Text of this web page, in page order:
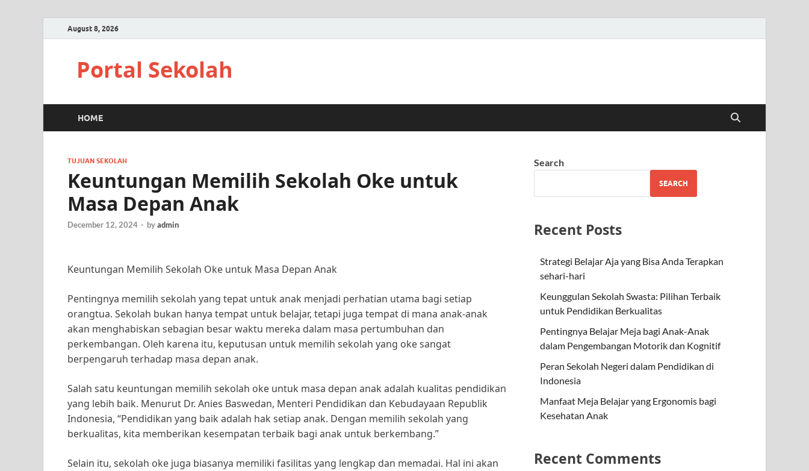
August 8, 2026
Portal Sekolah
HOME
TUJUAN SEKOLAH
Keuntungan Memilih Sekolah Oke untuk
Masa Depan Anak
December 12, 2024 - byadmin
Keuntungan Memilih Sekolah Oke untuk Masa Depan Anak
Pentingnya memilih sekolah yang tepat untuk anak menjadi perhatian utama bagi setiap
orangtua. Sekolah bukan hanya tempat untuk belajar, tetapi juga tempat di mana anak-anak
akan menghabiskan sebagian besar waktu mereka dalam masa pertumbuhan dan
perkembangan. Oleh karena itu, keputusan untuk memilih sekolah yang oke sangat
berpengaruh terhadap masa depan anak.
Salah satu keuntungan memilih sekolah oke untuk masa depan anak adalah kualitas pendidikan
yang lebih baik. Menurut Dr. Anies Baswedan, Menteri Pendidikan dan Kebudayaan Republik
Indonesia, “Pendidikan yang baik adalah hak setiap anak. Dengan memilih sekolah yang
berkualitas, kita memberikan kesempatan terbaik bagi anak untuk berkembang.”
Selain itu, sekolah oke juga biasanya memiliki fasilitas yang lengkap dan memadai. Hal ini akan
Search
SEARCH
Recent Posts
Strategi Belajar Aja yang Bisa Anda Terapkan
sehari-hari
Keunggulan Sekolah Swasta: Pilihan Terbaik
untuk Pendidikan Berkualitas
Pentingnya Belajar Meja bagi Anak-Anak
dalam Pengembangan Motorik dan Kognitif
Peran Sekolah Negeri dalam Pendidikan di
Indonesia
Manfaat Meja Belajar yang Ergonomis bagi
Kesehatan Anak
Recent Comments